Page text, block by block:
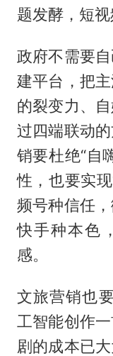
题发酵，短视
政府不需要
建平台，把
的裂变力、
过四端联动
销要杜绝“自
性，也要实
频号种信任
快手种本色
感。
文旅营销也
工智能创作
剧的成本已